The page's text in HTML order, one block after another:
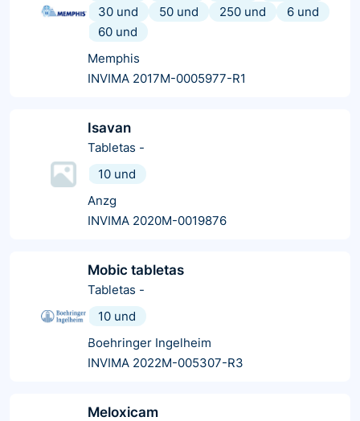
30 und
50 und 250 und
6 und
60 und
Memphis
INVIMA 2017M-0005977-R1
Isavan
Tabletas -
10 und
Anzg
INVIMA 2020M-0019876
Mobic tabletas
Tabletas -
10 und
Boehringer Ingelheim
INVIMA 2022M-005307-R3
Meloxicam